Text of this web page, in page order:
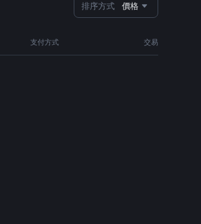
排序方式 價格
支付方式 交易